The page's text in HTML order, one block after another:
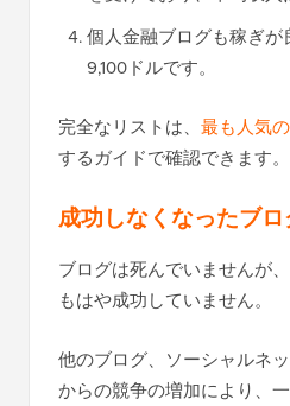
個人金融ブログも稼ぎ
9,100ドルです。
完全なリストは、 最も人気
するガイドで確認できます。
成功しなくなったブ
ブログは死んでいませんが
もはや成功していません。
他のブログ、ソーシャルネ
からの競争の増加により、